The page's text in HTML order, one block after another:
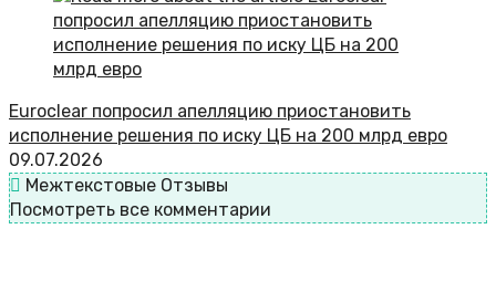
Euroclear попросил апелляцию приостановить
исполнение решения по иску ЦБ на 200 млрд евро
09.07.2026
Межтекстовые Отзывы
Посмотреть все комментарии